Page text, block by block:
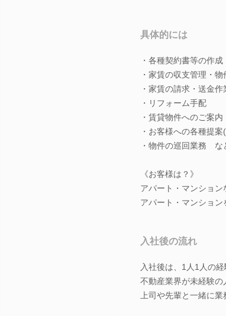
具体的には
・各種契約書等の作成
・家賃の収支管理・
・家賃の請求・送金作
・リフォーム手配
・賃貸物件へのご案内
・お客様への各種提案
・物件の巡回業務 な
《お客様は？》
アパート・マンション
アパート・マンション
入社後の流れ
入社後は、1人1人の
不動産業界が未経験の
上司や先輩と一緒に